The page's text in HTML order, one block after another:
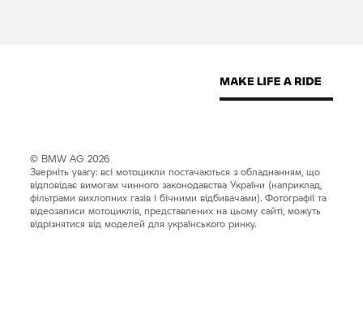
© BMW AG 2026
Зверніть увагу: всі мотоцикли постачаються з обладнанням, що
відповідає вимогам чинного законодавства України (наприклад,
фільтрами вихлопних газів і бічними відбивачами). Фотографії та
відеозаписи мотоциклів, представлених на цьому сайті, можуть
відрізнятися від моделей для українського ринку.